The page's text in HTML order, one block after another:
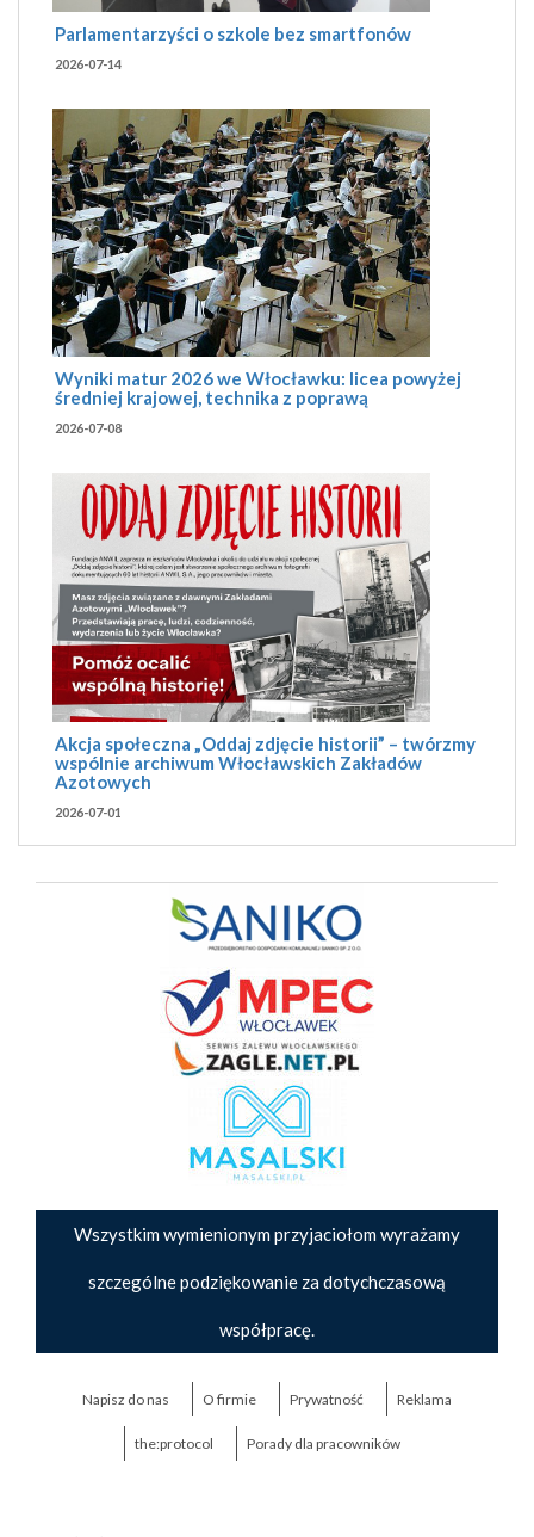
Parlamentarzyści o szkole bez smartfonów
2026-07-14
Wyniki matur 2026 we Włocławku: licea powyżej
średniej krajowej, technika z poprawą
2026-07-08
Akcja społeczna „Oddaj zdjęcie historii” – twórzmy
wspólnie archiwum Włocławskich Zakładów
Azotowych
2026-07-01
Wszystkim wymienionym przyjaciołom wyrażamy
szczególne podziękowanie za dotychczasową
współpracę.
Napisz do nas O firmie Prywatność Reklama
the:protocol Porady dla pracowników